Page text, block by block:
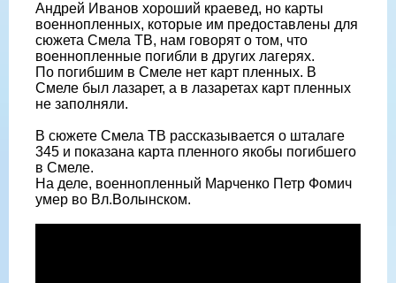
Андрей Иванов хороший краевед, но карты
военнопленных, которые им предоставлены для
сюжета Смела ТВ, нам говорят о том, что
военнопленные погибли в других лагерях.
По погибшим в Смеле нет карт пленных. В
Смеле был лазарет, а в лазаретах карт пленных
не заполняли.
В сюжете Смела ТВ рассказывается о шталаге
345 и показана карта пленного якобы погибшего
в Смеле.
На деле, военнопленный Марченко Петр Фомич
умер во Вл.Волынском.